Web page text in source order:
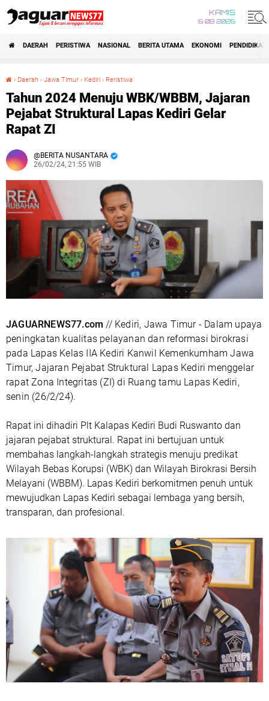
KAMIS
6 08 2026
DAERAH PERISTIWA NASIONAL BERITA UTAMA EKONOMI PENDIDIKAN
› Daerah › Jawa Timur › Kediri › Peristiwa
Tahun 2024 Menuju WBK/WBBM, Jajaran
Pejabat Struktural Lapas Kediri Gelar
Rapat ZI
BERITA NUSANTARA
26/02/24, 21:55 WIB
JAGUARNEWS77.com // Kediri, Jawa Timur - Dalam upaya
peningkatan kualitas pelayanan dan reformasi birokrasi
pada Lapas Kelas IIA Kediri Kanwil Kemenkumham Jawa
Timur, Jajaran Pejabat Struktural Lapas Kediri menggelar
rapat Zona Integritas (ZI) di Ruang tamu Lapas Kediri,
senin (26/2/24).
Rapat ini dihadiri Plt Kalapas Kediri Budi Ruswanto dan
jajaran pejabat struktural. Rapat ini bertujuan untuk
membahas langkah-langkah strategis menuju predikat
Wilayah Bebas Korupsi (WBK) dan Wilayah Birokrasi Bersih
Melayani (WBBM). Lapas Kediri berkomitmen penuh untuk
mewujudkan Lapas Kediri sebagai lembaga yang bersih,
transparan, dan profesional.